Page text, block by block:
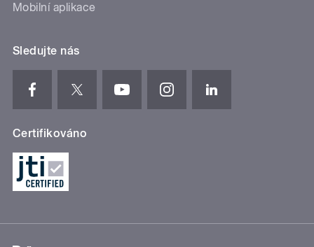
Mobilní aplikace
Sledujte nás
Certifikováno